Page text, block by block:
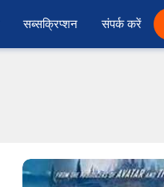
सब्सक्रिप्शन संपर्क करें